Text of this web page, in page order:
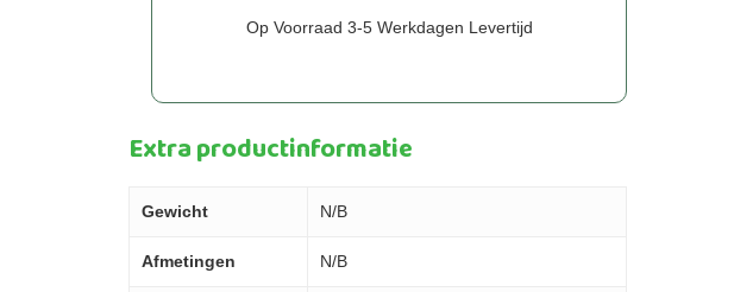
Op Voorraad 3-5 Werkdagen Levertijd
Extra productinformatie
Gewicht N/B
Afmetingen N/B